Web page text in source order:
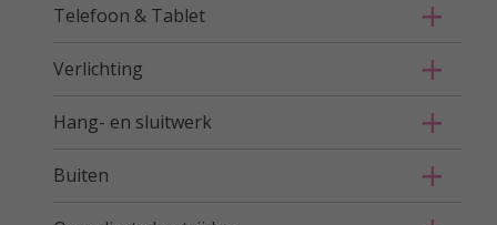
Telefoon & Tablet
Verlichting
Hang- en sluitwerk
Buiten